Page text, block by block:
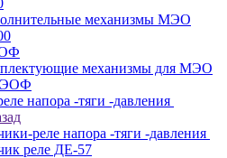
механизмы МЭО
механизмы для МЭО
напора -тяги -давления
реле напора -тяги -давления
реле ДЕ-57